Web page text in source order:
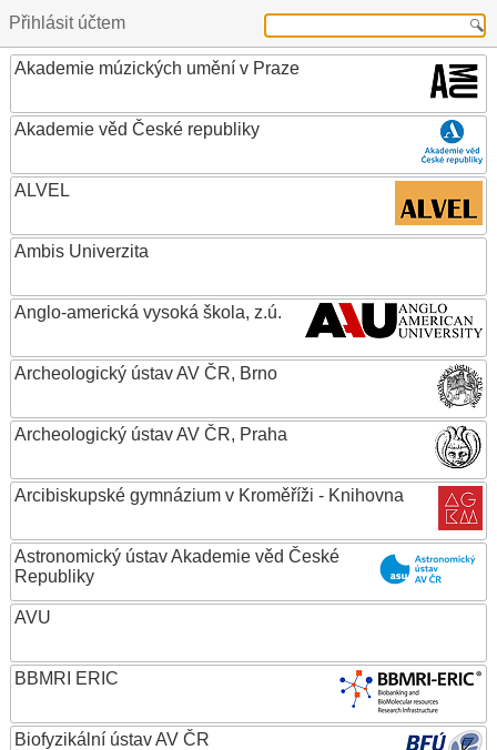
Přihlásit účtem
Akademie múzických umění v Praze
Akademie věd České republiky
ALVEL
Ambis Univerzita
Anglo-americká vysoká škola, z.ú.
Archeologický ústav AV ČR, Brno
Archeologický ústav AV ČR, Praha
Arcibiskupské gymnázium v Kroměříži - Knihovna
Astronomický ústav Akademie věd České
Republiky
AVU
BBMRI ERIC
Biofyzikální ústav AV ČR